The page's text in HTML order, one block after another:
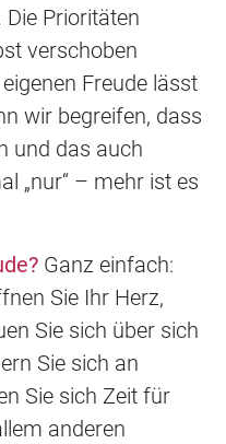
Die Prioritäten
verschoben
Freude lässt
wir begreifen, dass
und das auch
„nur“ – mehr ist es
Ganz einfach:
Sie Ihr Herz,
Sie sich über sich
Sie sich an
Sie sich Zeit für
anderen